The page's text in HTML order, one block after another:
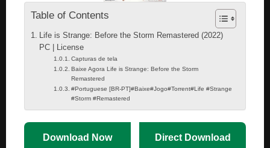
Table of Contents
Life is Strange: Before the Storm Remastered (2022)
PC | License
Capturas de tela
Baixe Agora Life is Strange: Before the Storm
Remastered
#Portuguese [BR-PT]#Baixe#Jogo#Torrent#Life #Strange
#Storm #Remastered
Download Now Direct Download